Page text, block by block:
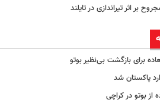
برای بازگشت بی‌نظیر بوتو
پاکستان شد
از بوتو در کراچی